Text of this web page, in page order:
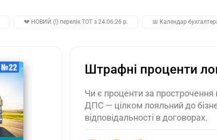
💔 НОВИЙ (!) перелік ТОТ з 24.06.26 р. 📅 Календар
Штрафні проценти
Чи є проценти за
ДПС — цілком лояльний до
відповідальності в договорах.